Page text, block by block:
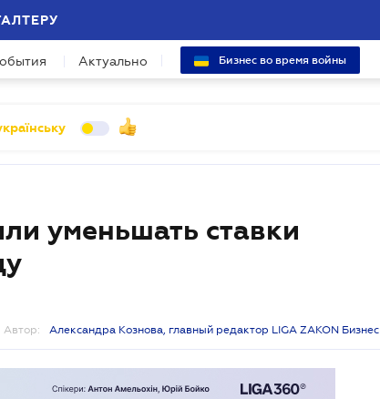
Актуально Бизнес во время войны
уменьшать ставки
Автор: Александра Кознова, главный редактор LIGA ZAKON Бизнес